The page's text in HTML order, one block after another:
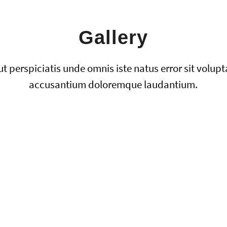
Gallery
perspiciatis unde omnis iste natus error sit
accusantium doloremque laudantium.